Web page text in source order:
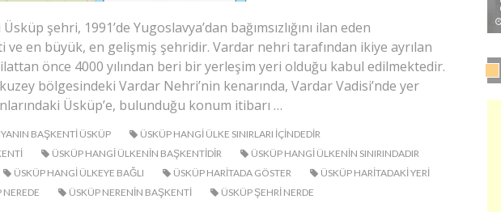
şehri, 1991’de Yugoslavya’dan bağımsızlığını ilan eden
ve en büyük, en gelişmiş şehridir. Vardar nehri tarafından ikiye ayrılan
önce 4000 yılından beri bir yerleşim yeri olduğu kabul edilmektedir.
bölgesindeki Vardar Nehri’nin kenarında, Vardar Vadisi’nde yer
Üsküp’e, bulunduğu konum itibarı …
BAŞKENTI ÜSKÜP
ÜSKÜP HANGI ÜLKE SINIRLARI IÇINDEDIR
ÜSKÜP HANGI ÜLKENIN BAŞKENTIDIR
ÜSKÜP HANGI ÜLKENIN SINIRINDADIR
ÜSKÜP HANGI ÜLKEYE BAĞLI ÜSKÜP HARITADA GÖSTER
ÜSKÜP HARITADAKI YERI
NEREDE ÜSKÜP NERENIN BAŞKENTI ÜSKÜP ŞEHRI NERDE